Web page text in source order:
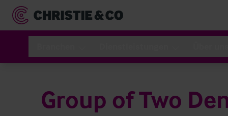
Group of Two